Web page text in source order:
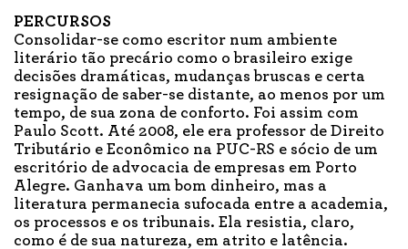
PERCURSOS
Consolidar-se como escritor num ambiente
literário tão precário como o brasileiro exige
decisões dramáticas, mudanças bruscas e certa
resignação de saber-se distante, ao menos por um
tempo, de sua zona de conforto. Foi assim com
Paulo Scott. Até 2008, ele era professor de Direito
Tributário e Econômico na PUC-RS e sócio de um
escritório de advocacia de empresas em Porto
Alegre. Ganhava um bom dinheiro, mas a
literatura permanecia sufocada entre a academia,
os processos e os tribunais. Ela resistia, claro,
como é de sua natureza, em atrito e latência.